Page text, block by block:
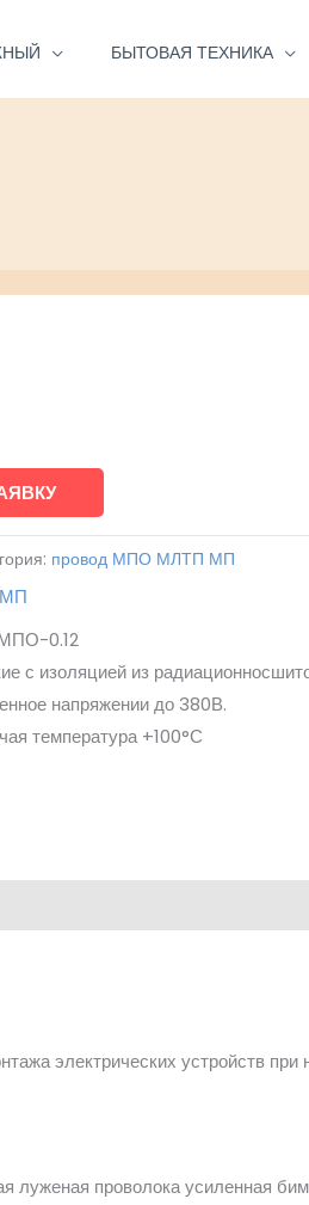
БЫТОВАЯ ТЕХНИКА
провод МПО МЛТП МП
0.12
с изоляцией из
напряжении до 380В.
температура +100°С
электрических устройств
проволока усиленная